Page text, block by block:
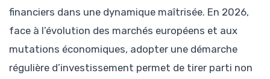
financiers dans une dynamique maîtrisée. En 2026,
face à l’évolution des marchés européens et aux
mutations économiques, adopter une démarche
régulière d’investissement permet de tirer parti non